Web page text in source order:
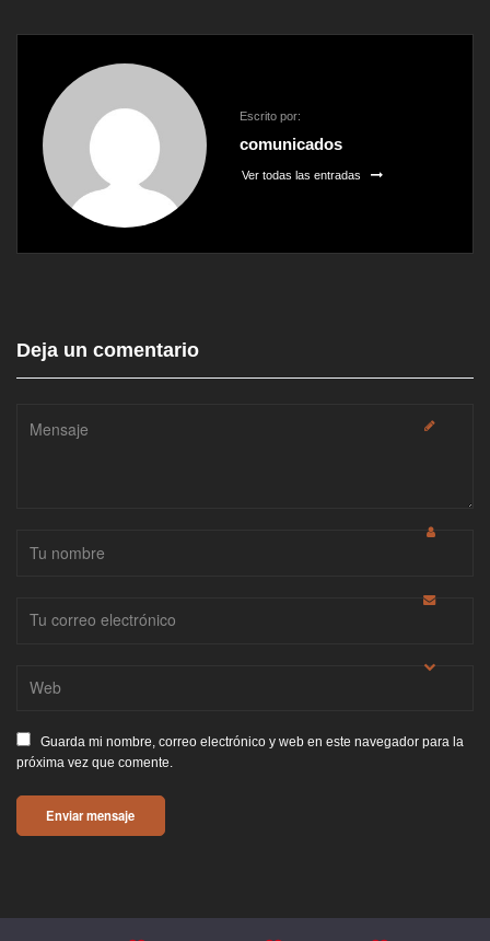
Escrito por:
comunicados
Ver todas las entradas
Deja un comentario
Guarda mi nombre, correo electrónico y web en este navegador para la
próxima vez que comente.